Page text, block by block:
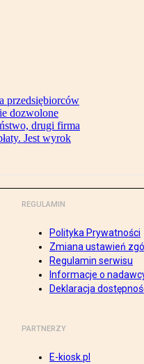
przedsiębiorców
dozwolone
drugi firma
Jest wyrok
REGULAMIN
Polityka Prywatności
Zmiana ustawień
Regulamin serwisu
Informacje o
Deklaracja
PARTNERZY
E-kiosk.pl